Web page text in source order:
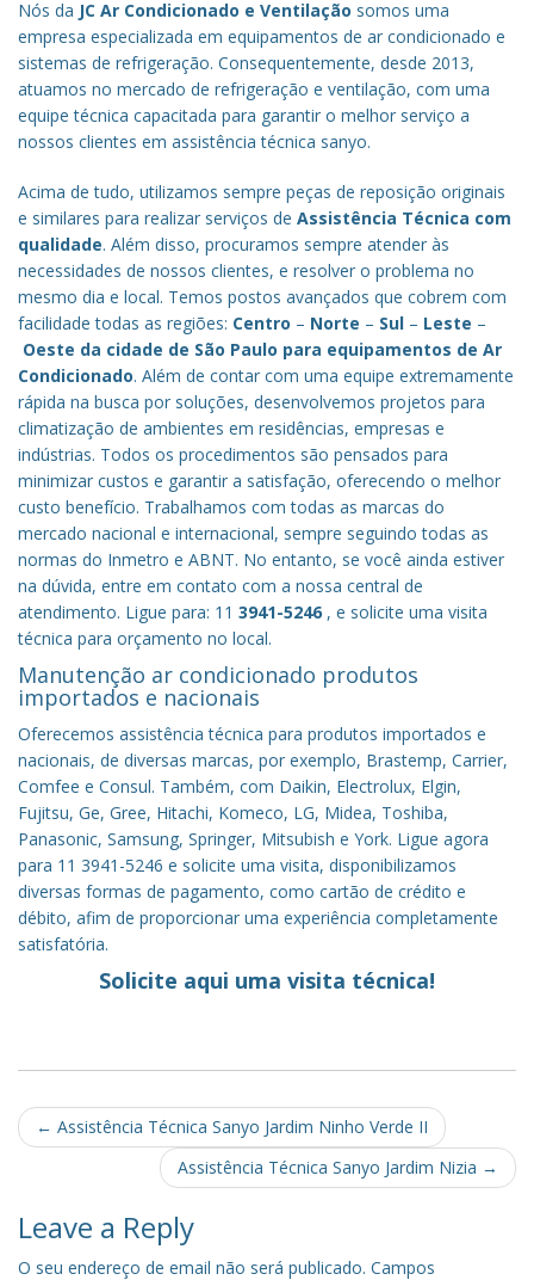
Nós da JC Ar Condicionado e Ventilação somos uma
empresa especializada em equipamentos de ar condicionado e
sistemas de refrigeração. Consequentemente, desde 2013,
atuamos no mercado de refrigeração e ventilação, com uma
equipe técnica capacitada para garantir o melhor serviço a
nossos clientes em assistência técnica sanyo.
Acima de tudo, utilizamos sempre peças de reposição originais
e similares para realizar serviços de Assistência Técnica com
qualidade. Além disso, procuramos sempre atender às
necessidades de nossos clientes, e resolver o problema no
mesmo dia e local. Temos postos avançados que cobrem com
facilidade todas as regiões: Centro – Norte – Sul – Leste –
Oeste da cidade de São Paulo para equipamentos de Ar
Condicionado. Além de contar com uma equipe extremamente
rápida na busca por soluções, desenvolvemos projetos para
climatização de ambientes em residências, empresas e
indústrias. Todos os procedimentos são pensados para
minimizar custos e garantir a satisfação, oferecendo o melhor
custo benefício. Trabalhamos com todas as marcas do
mercado nacional e internacional, sempre seguindo todas as
normas do Inmetro e ABNT. No entanto, se você ainda estiver
na dúvida, entre em contato com a nossa central de
atendimento. Ligue para: 11 3941-5246 , e solicite uma visita
técnica para orçamento no local.
Manutenção ar condicionado produtos
importados e nacionais
Oferecemos assistência técnica para produtos importados e
nacionais, de diversas marcas, por exemplo, Brastemp, Carrier,
Comfee e Consul. Também, com Daikin, Electrolux, Elgin,
Fujitsu, Ge, Gree, Hitachi, Komeco, LG, Midea, Toshiba,
Panasonic, Samsung, Springer, Mitsubish e York. Ligue agora
para 11 3941-5246 e solicite uma visita, disponibilizamos
diversas formas de pagamento, como cartão de crédito e
débito, afim de proporcionar uma experiência completamente
satisfatória.
Solicite aqui uma visita técnica!
Post
navigation
← Assistência Técnica Sanyo Jardim Ninho Verde II
Assistência Técnica Sanyo Jardim Nizia →
Leave a Reply
O seu endereço de email não será publicado. Campos